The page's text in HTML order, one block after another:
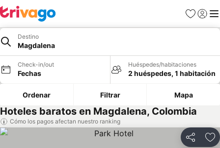
Favoritos
Iniciar
Destino
Magdalena
Check-in/out
Fechas
Huéspedes/habitaciones
2 huéspedes, 1 habitación
Ordenar Filtrar Mapa
Hoteles baratos en Magdalena, Colombia
Cómo los pagos afectan nuestro ranking
Compartir